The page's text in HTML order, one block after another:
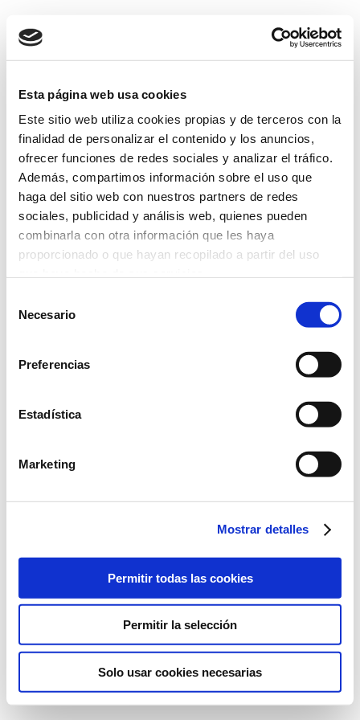
Esta página web usa cookies
Este sitio web utiliza cookies propias y de terceros con la
finalidad de personalizar el contenido y los anuncios,
ofrecer funciones de redes sociales y analizar el tráfico.
Además, compartimos información sobre el uso que
haga del sitio web con nuestros partners de redes
sociales, publicidad y análisis web, quienes pueden
combinarla con otra información que les haya
proporcionado o que hayan recopilado a partir del uso
Más información
Necesario
Preferencias
Estadística
Marketing
Mostrar detalles
Permitir todas las cookies
Permitir la selección
Solo usar cookies necesarias
Conde Alessandro Volta, 7. 46980
+34 961 366 320
©2022 Laboratorios BABÉ S.L.
POLÍTICA DE COOKIES